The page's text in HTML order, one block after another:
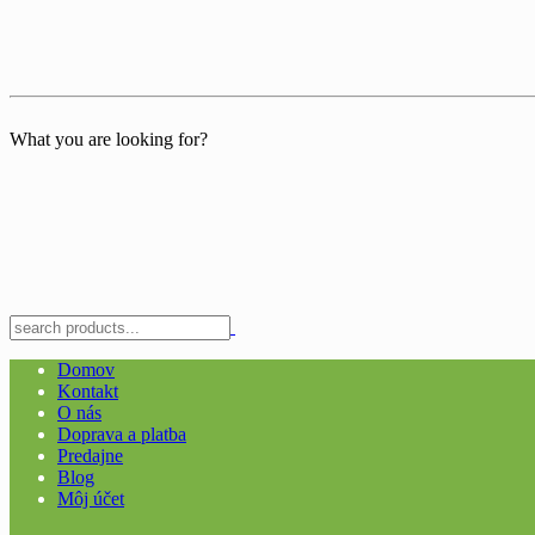
What you are looking for?
Domov
Kontakt
O nás
Doprava a platba
Predajne
Blog
Môj účet